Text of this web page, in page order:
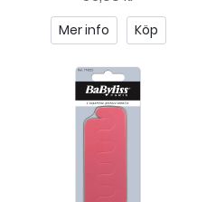
Mer info Köp